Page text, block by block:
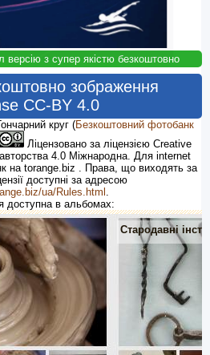
версію з супер якістю безкоштовно
зображення
CC-BY 4.0
круг (Безкоштовний фотобанк
Ліцензовано за ліцензією Creative
4.0 Міжнародна. Для internet
на torange.biz . Права, що виходять за
доступні за адресою
ua/Rules.html
доступна в альбомах:
Стародавні